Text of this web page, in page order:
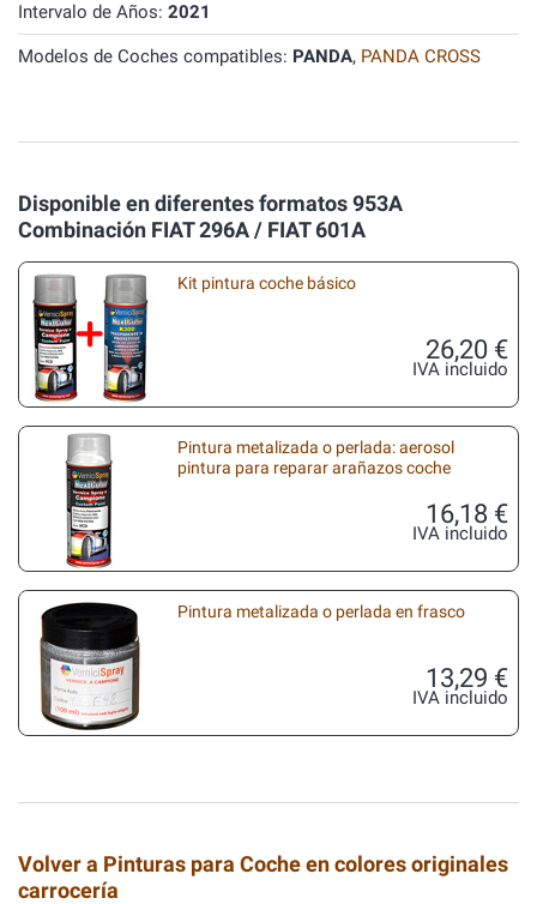
Intervalo de Años: 2021
Modelos de Coches compatibles: PANDA, PANDA CROSS
Disponible en diferentes formatos 953A
Combinación FIAT 296A / FIAT 601A
Kit pintura coche básico
26,20 €
IVA incluido
Pintura metalizada o perlada: aerosol
pintura para reparar arañazos coche
16,18 €
IVA incluido
Pintura metalizada o perlada en frasco
13,29 €
IVA incluido
Volver a Pinturas para Coche en colores originales
carrocería